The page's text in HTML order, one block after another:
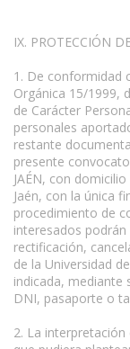
IX. PROTECCIÓN
1. De conformidad
Orgánica 15/1999,
de Carácter
personales
restante
presente
JAÉN, con
Jaén, con la única
procedimiento de
interesados
rectificación,
de la Universidad
indicada, mediante
DNI, pasaporte o
2. La